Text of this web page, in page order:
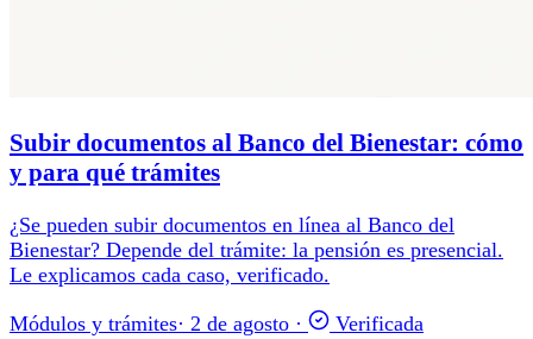
Subir documentos al Banco del Bienestar: cómo
y para qué trámites
¿Se pueden subir documentos en línea al Banco del
Bienestar? Depende del trámite: la pensión es presencial.
Le explicamos cada caso, verificado.
Módulos y trámites· 2 de agosto · Verificada